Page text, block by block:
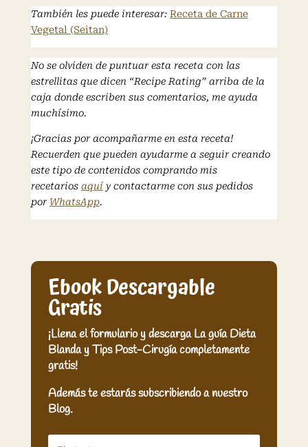
También les puede interesar: Receta de Carne
Vegetal (Seitan)
No se olviden de puntuar esta receta con las
estrellitas que dicen “Recipe Rating” arriba de la
caja donde escriben sus comentarios, me ayuda
muchísimo.
¡Gracias por acompañarme en esta receta!
Recuerden que pueden ayudarme a seguir creando
este tipo de contenidos comprando mis
recetarios aquíy contactarme con sus pedidos
por WhatsApp.
Ebook Descargable
Gratis
¡Llena el formulario y descarga La guía Dieta
Blanda y Tips Post-Cirugía completamente
gratis!
Además te estarás subscribiendo a nuestro
Blog.